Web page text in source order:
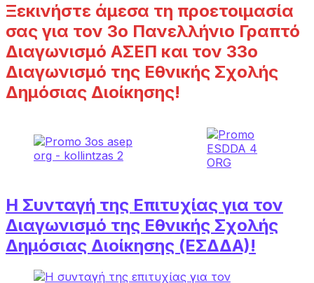
Ξεκινήστε άμεσα τη προετοιμασία
σας για τον 3ο Πανελλήνιο Γραπτό
Διαγωνισμό ΑΣΕΠ και τον 33ο
Διαγωνισμό της Εθνικής Σχολής
Δημόσιας Διοίκησης!
Η Συνταγή της Επιτυχίας για τον
Διαγωνισμό της Εθνικής Σχολής
Δημόσιας Διοίκησης (ΕΣΔΔΑ)!